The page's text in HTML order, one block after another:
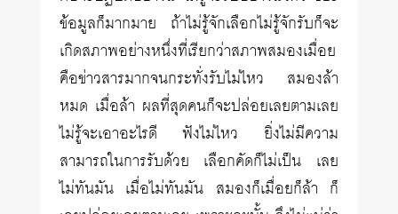
ข้อมูลก็มากมาย ถ้าไม่รู้จักเลือกไม่รู้จักรับก็จะ
เกิดสภาพอย่างหนึ่งที่เรียกว่าสภาพสมองเมื่อย
คือข่าวสารมากจนกระทั่งรับไม่ไหว สมองล้า
หมด เมื่อล้า ผลที่สุดคนก็จะปล่อยเลยตามเลย
ไม่รู้จะเอาอะไรดี ฟังไม่ไหว ยิ่งไม่มีความ
สามารถในการรับด้วย เลือกคัดก็ไม่เป็น เลย
ไม่ทันมัน เมื่อไม่ทันมัน สมองก็เมื่อยก็ล้า ก็